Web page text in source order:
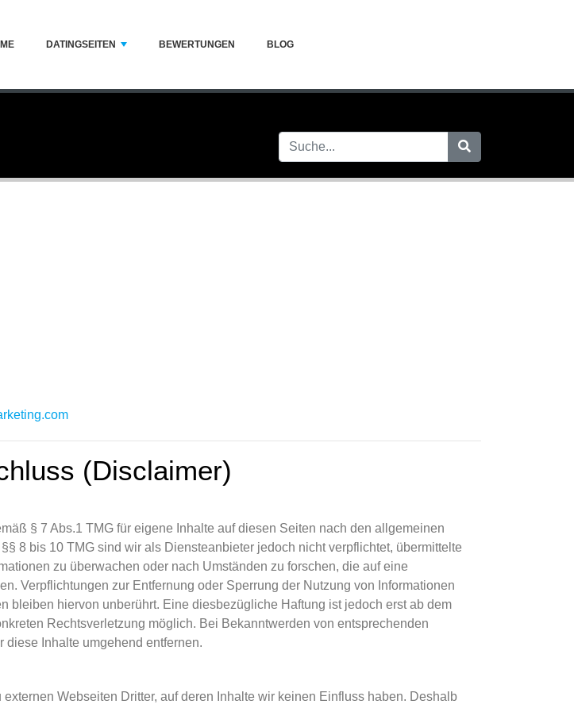
DATINGSEITEN BEWERTUNGEN BLOG
(Disclaimer)
§ 7 Abs.1 TMG für eigene Inhalte auf diesen Seiten nach den allgemeinen
8 bis 10 TMG sind wir als Diensteanbieter jedoch nicht verpflichtet, übermittelte
zu überwachen oder nach Umständen zu forschen, die auf eine
Verpflichtungen zur Entfernung oder Sperrung der Nutzung von Informationen
bleiben hiervon unberührt. Eine diesbezügliche Haftung ist jedoch erst ab dem
Rechtsverletzung möglich. Bei Bekanntwerden von entsprechenden
diese Inhalte umgehend entfernen.
Webseiten Dritter, auf deren Inhalte wir keinen Einfluss haben. Deshalb